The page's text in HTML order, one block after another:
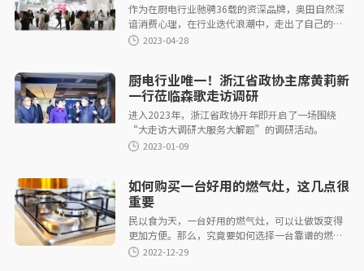
2023-06-09
2023-05-12
作为在厨电行业驰骋36载的资深品牌，奥田自然深
谙消费心理，在行业迭代浪潮中，走出了自己的集
成之路。
厨电行业唯一！浙江省政协主席黄莉新
一行莅临森歌走访调研
进入2023年，浙江省政协开年即开启了一场围绕
“大走访大调研大服务大解题”的调研活动。
如何购买一台好用的燃气灶，这几点很
重要
民以食为天，一台好用的燃气灶，可以让做饭变得
更加方便。那么，究竟要如何选择一台靠谱的燃气
灶呢？这几点不容忽视。